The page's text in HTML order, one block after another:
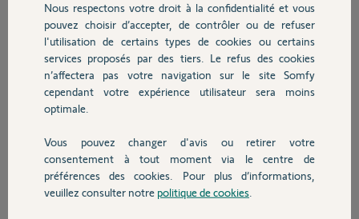
Chauffage
Autres produits
Devis avec un pro
Contact
Christian M.
il y a plus de 9 ans
Participer au fil de discussion
Bonjour Christian
laissez ici le n° complet de votre Centrale. Un Yellow vérifiera s'il lui
Nous respectons votre droit à la confidentialité et vous
pouvez choisir d’accepter, de contrôler ou de refuser
l'utilisation de certains types de cookies ou certains
services proposés par des tiers. Le refus des cookies
n’affectera pas votre navigation sur le site Somfy
cependant votre expérience utilisateur sera moins
optimale.
Vous pouvez changer d'avis ou retirer votre
consentement à tout moment via le centre de
préférences des cookies. Pour plus d’informations,
veuillez consulter notre politique de cookies